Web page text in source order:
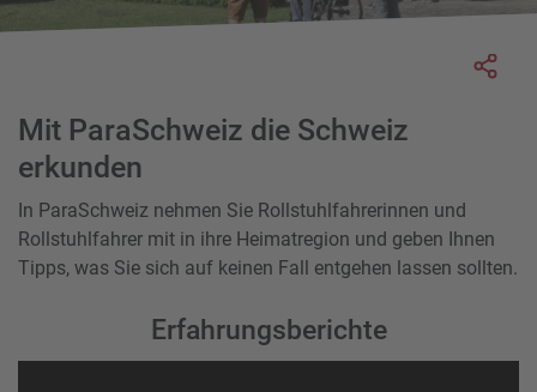
Mit ParaSchweiz die Schweiz
erkunden
In ParaSchweiz nehmen Sie Rollstuhlfahrerinnen und
Rollstuhlfahrer mit in ihre Heimatregion und geben Ihnen
Tipps, was Sie sich auf keinen Fall entgehen lassen sollten.
Erfahrungsberichte